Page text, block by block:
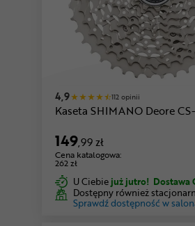
4,9 112 opinii
Kaseta SHIMANO Deore
149,99 zł
Cena katalogowa:
262 zł
U Ciebie już jutro! Dostawa
Dostępny również
Sprawdź dostępność w